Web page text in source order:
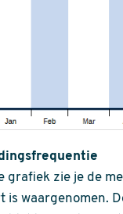
grafiek zie je de
is waargenomen.